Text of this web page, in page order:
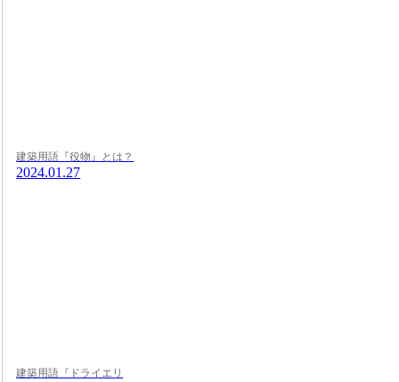
建築用語『役物』とは？
2024.01.27
建築用語『ドライエリ